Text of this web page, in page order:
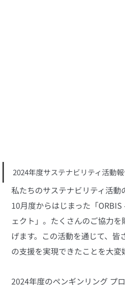
2024年度サステナビリティ活動
私たちのサステナビリティ活
10月度からはじまった「
ェクト」。たくさんのご協力
げます。この活動を通じて、皆
の支援を実現できたことを大変
2024年度のペンギンリング プ